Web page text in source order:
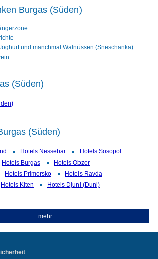
Burgas (Süden)
und manchmal Walnüssen (Sneschanka)
(Süden)
(Süden)
Hotels Nessebar
Hotels Sosopol
Hotels Burgas
Hotels Obzor
Hotels Primorsko
Hotels Ravda
Hotels Kiten
Hotels Djuni (Duni)
mehr